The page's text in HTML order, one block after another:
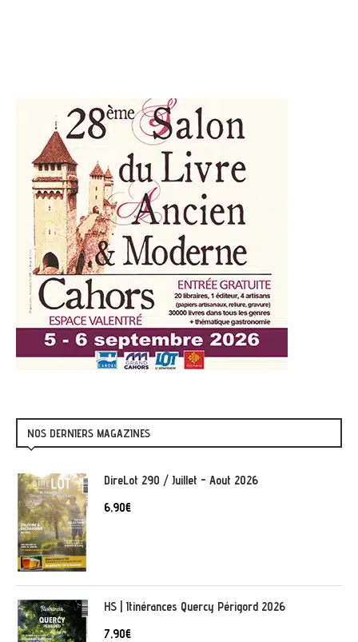
NOS DERNIERS MAGAZINES
DireLot 290 / Juillet - Aout 2026
6,90€
HS | Itinérances Quercy Périgord 2026
7,90€